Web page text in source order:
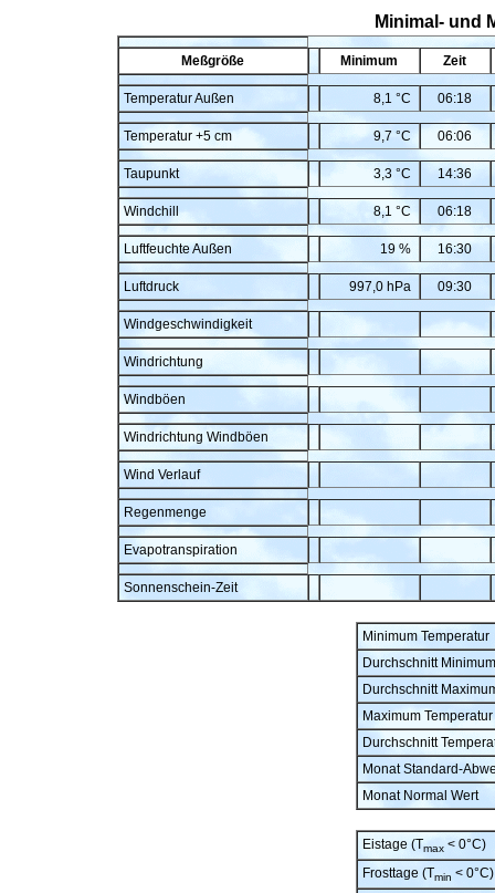
Minimal- und
Meßgröße Minimum Zeit
Temperatur Außen 8,1 °C 06:18
Temperatur +5 cm 9,7 °C 06:06
Taupunkt 3,3 °C 14:36
Windchill 8,1 °C 06:18
Luftfeuchte Außen 19 % 16:30
Luftdruck 997,0 hPa 09:30
Windgeschwindigkeit
Windrichtung
Windböen
Windrichtung Windböen
Wind Verlauf
Regenmenge
Evapotranspiration
Sonnenschein-Zeit
Minimum Temperatur
Durchschnitt
Durchschnitt
Maximum Temperatur
Durchschnitt
Monat Standard-
Monat Normal Wert
Eistage (Tmax< 0°C)
Frosttage (Tmin < 0°C)